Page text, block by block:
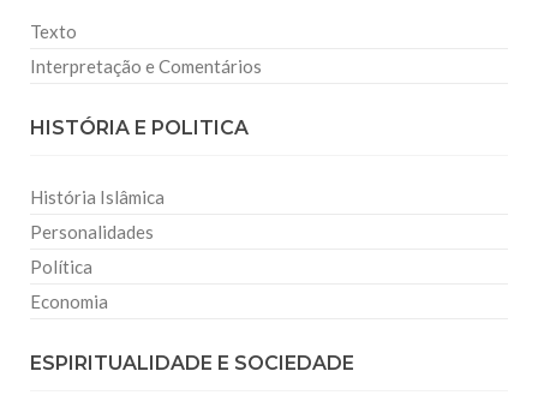
Texto
Interpretação e Comentários
HISTÓRIA E POLITICA
História Islâmica
Personalidades
Política
Economia
ESPIRITUALIDADE E SOCIEDADE